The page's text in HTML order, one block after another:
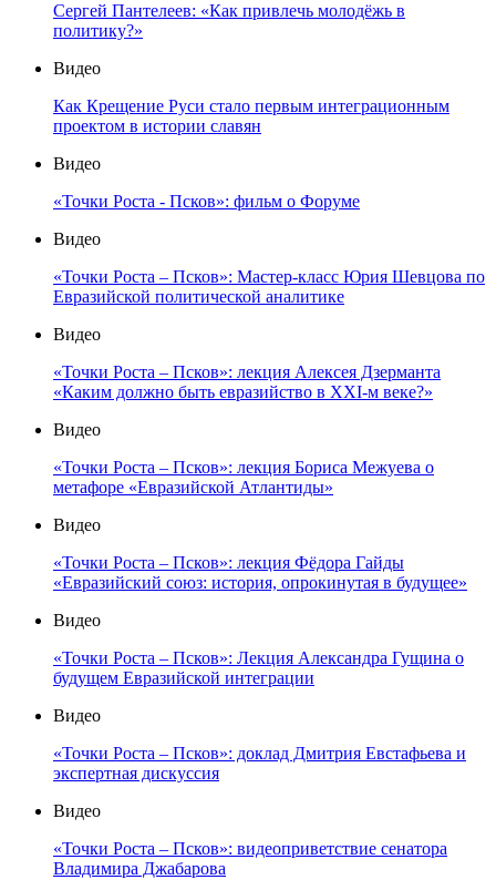
Сергей Пантелеев: «Как привлечь молодёжь в
политику?»
Видео
Как Крещение Руси стало первым интеграционным
проектом в истории славян
Видео
«Точки Роста - Псков»: фильм о Форуме
Видео
«Точки Роста – Псков»: Мастер-класс Юрия Шевцова по
Евразийской политической аналитике
Видео
«Точки Роста – Псков»: лекция Алексея Дзерманта
«Каким должно быть евразийство в XXI-м веке?»
Видео
«Точки Роста – Псков»: лекция Бориса Межуева о
метафоре «Евразийской Атлантиды»
Видео
«Точки Роста – Псков»: лекция Фёдора Гайды
«Евразийский союз: история, опрокинутая в будущее»
Видео
«Точки Роста – Псков»: Лекция Александра Гущина о
будущем Евразийской интеграции
Видео
«Точки Роста – Псков»: доклад Дмитрия Евстафьева и
экспертная дискуссия
Видео
«Точки Роста – Псков»: видеоприветствие сенатора
Владимира Джабарова